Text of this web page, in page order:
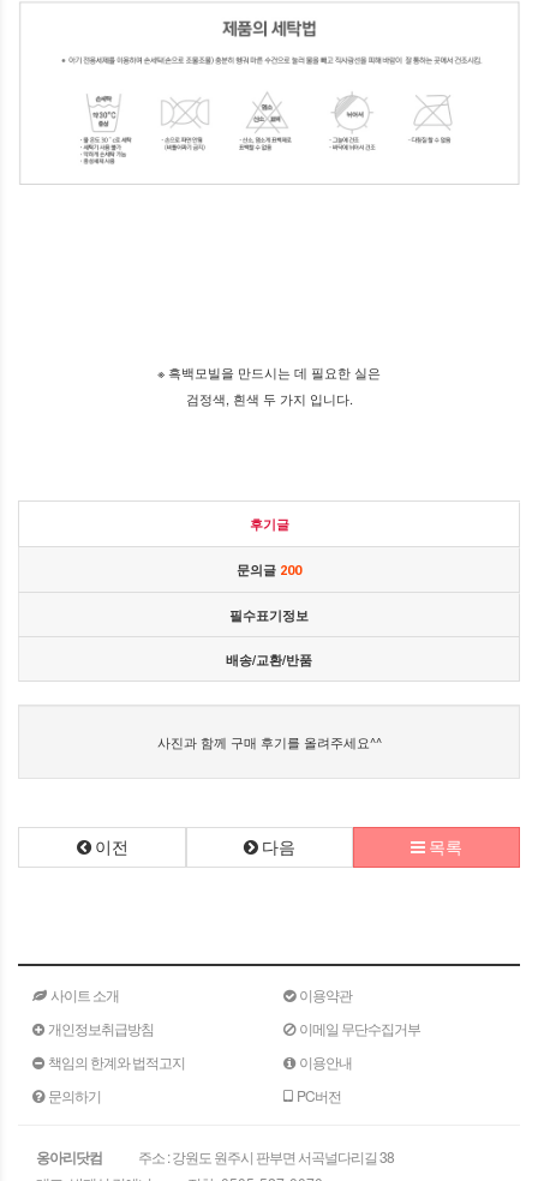
※ 흑백모빌을 만드시는 데 필요한 실은
검정색, 흰색 두 가지 입니다.
후기글
문의글 200
필수표기정보
배송/교환/반품
사진과 함께 구매 후기를 올려주세요^^
이전 다음 목록
사이트 소개
이용약관
개인정보취급방침
이메일 무단수집거부
책임의 한계와 법적고지
이용안내
문의하기
PC버전
옹아리닷컴
주소 : 강원도 원주시 판부면 서곡널다리길 38